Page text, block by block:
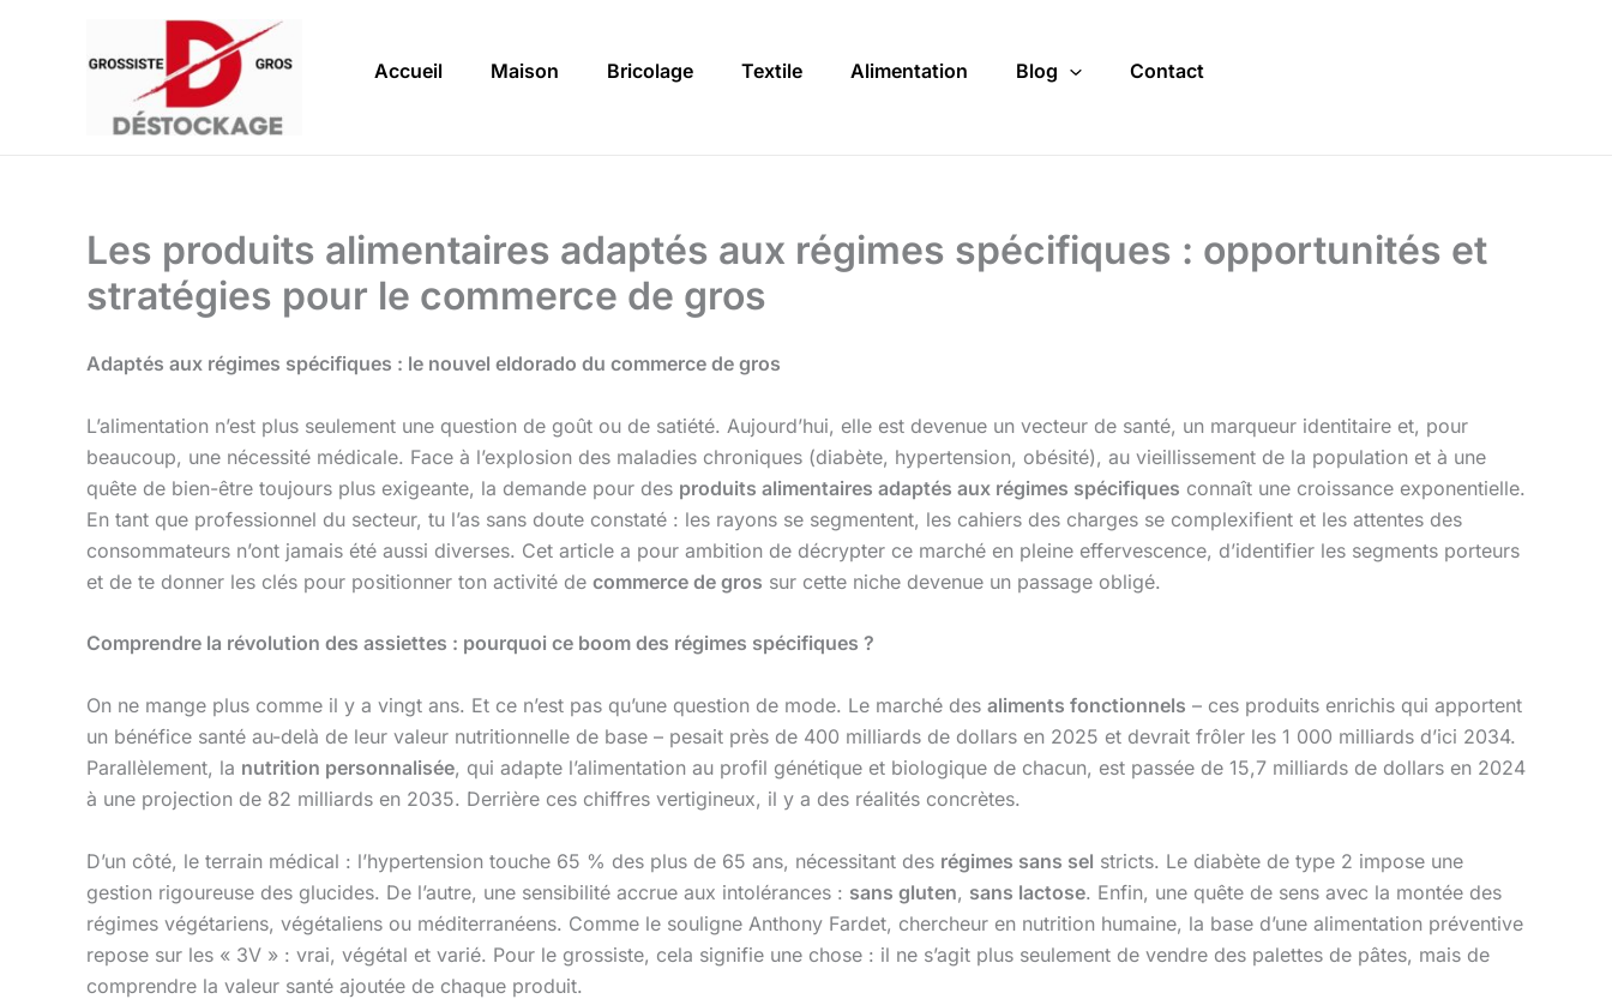
Accueil Maison Bricolage Textile Alimentation Blog Contact
Les produits alimentaires adaptés aux régimes spécifiques : opportunités et
stratégies pour le commerce de gros
Adaptés aux régimes spécifiques : le nouvel eldorado du commerce de gros
L’alimentation n’est plus seulement une question de goût ou de satiété. Aujourd’hui, elle est devenue un vecteur de santé, un marqueur identitaire et, pour
beaucoup, une nécessité médicale. Face à l’explosion des maladies chroniques (diabète, hypertension, obésité), au vieillissement de la population et à une
quête de bien-être toujours plus exigeante, la demande pour des produits alimentaires adaptés aux régimes spécifiques connaît une croissance exponentielle.
En tant que professionnel du secteur, tu l’as sans doute constaté : les rayons se segmentent, les cahiers des charges se complexifient et les attentes des
consommateurs n’ont jamais été aussi diverses. Cet article a pour ambition de décrypter ce marché en pleine effervescence, d’identifier les segments porteurs
et de te donner les clés pour positionner ton activité de commerce de gros sur cette niche devenue un passage obligé.
Comprendre la révolution des assiettes : pourquoi ce boom des régimes spécifiques ?
On ne mange plus comme il y a vingt ans. Et ce n’est pas qu’une question de mode. Le marché des aliments fonctionnels – ces produits enrichis qui apportent
un bénéfice santé au-delà de leur valeur nutritionnelle de base – pesait près de 400 milliards de dollars en 2025 et devrait frôler les 1 000 milliards d’ici 2034.
Parallèlement, la nutrition personnalisée, qui adapte l’alimentation au profil génétique et biologique de chacun, est passée de 15,7 milliards de dollars en 2024
à une projection de 82 milliards en 2035. Derrière ces chiffres vertigineux, il y a des réalités concrètes.
D’un côté, le terrain médical : l’hypertension touche 65 % des plus de 65 ans, nécessitant des régimes sans sel stricts. Le diabète de type 2 impose une
gestion rigoureuse des glucides. De l’autre, une sensibilité accrue aux intolérances : sans gluten, sans lactose. Enfin, une quête de sens avec la montée des
régimes végétariens, végétaliens ou méditerranéens. Comme le souligne Anthony Fardet, chercheur en nutrition humaine, la base d’une alimentation préventive
repose sur les « 3V » : vrai, végétal et varié. Pour le grossiste, cela signifie une chose : il ne s’agit plus seulement de vendre des palettes de pâtes, mais de
comprendre la valeur santé ajoutée de chaque produit.